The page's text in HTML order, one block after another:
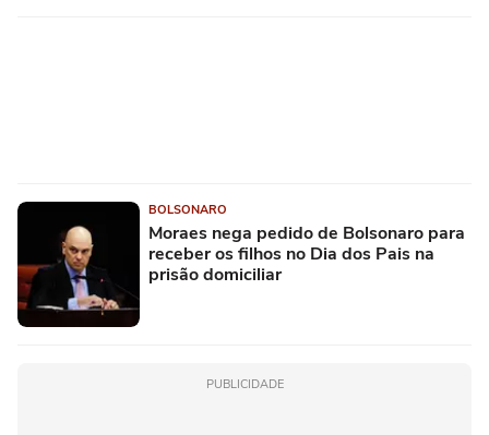
BOLSONARO
Moraes nega pedido de Bolsonaro para
receber os filhos no Dia dos Pais na
prisão domiciliar
PUBLICIDADE